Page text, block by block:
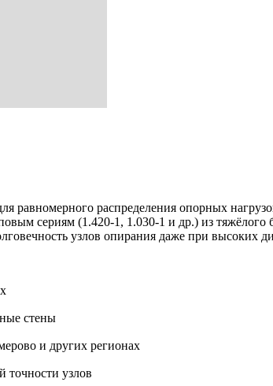
равномерного распределения опорных
сериям (1.420-1, 1.030-1 и др.) из
узлов опирания даже при высоких
стены
и других регионах
узлов